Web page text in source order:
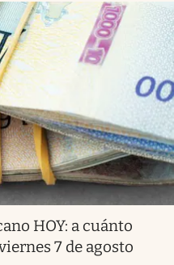
HOY: a cuánto
7 de agosto